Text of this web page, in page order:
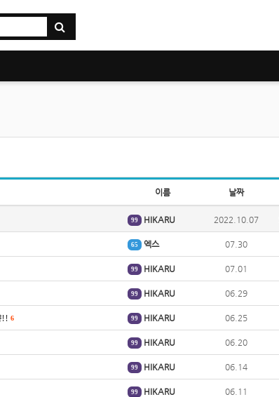
이름 날짜
99 HIKARU 2022.10.07
65 엑스 07.30
99 HIKARU 07.01
99 HIKARU 06.29
!! 6 99 HIKARU 06.25
99 HIKARU 06.20
99 HIKARU 06.14
99 HIKARU 06.11